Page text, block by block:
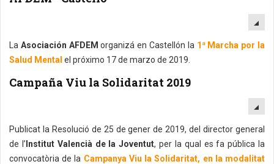
La Asociación AFDEM organizá en Castellón la 1ª Marcha por la
Salud Mental el próximo 17 de marzo de 2019.
Campaña Viu la Solidaritat 2019
Publicat la Resolució de 25 de gener de 2019, del director general
de l’ Institut Valencià de la Joventut, per la qual es fa pública la
convocatòria de la Campanya Viu la Solidaritat, en la modalitat